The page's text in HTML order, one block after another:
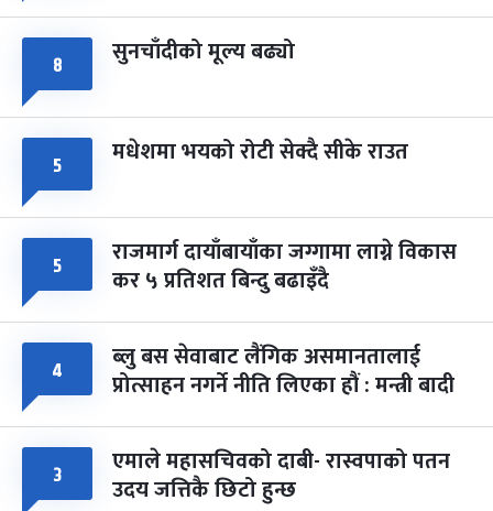
८ सुनचाँदीको मूल्य बढ्यो
५ मधेशमा भयको रोटी सेक्दै सीके राउत
५ राजमार्ग दायाँबायाँका जग्गामा लाग्ने विकास
कर ५ प्रतिशत बिन्दु बढाइँदै
४ ब्लु बस सेवाबाट लैंगिक असमानतालाई
प्रोत्साहन नगर्ने नीति लिएका हौं : मन्त्री बादी
३ एमाले महासचिवको दाबी- रास्वपाको पतन
उदय जत्तिकै छिटो हुन्छ